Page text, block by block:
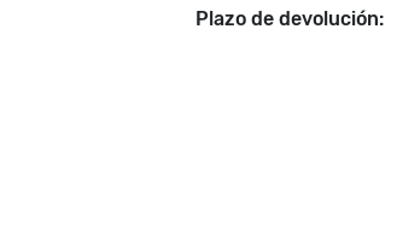
Plazo de devolución: